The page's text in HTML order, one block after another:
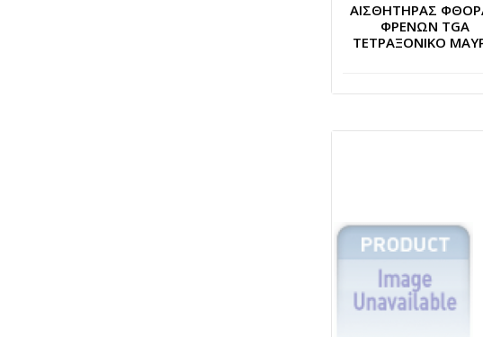
ΑΙΣΘΗΤΗΡΑΣ
ΦΡΕΝΩΝ TGA
ΤΕΤΡΑΞΟΝΙΚΟ